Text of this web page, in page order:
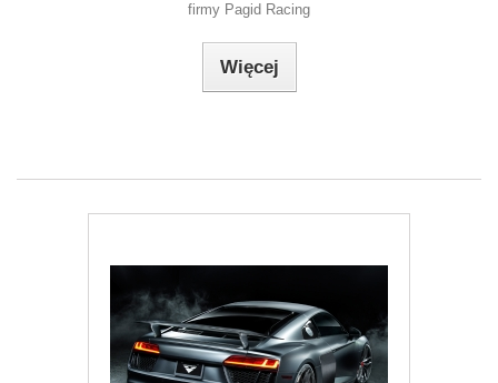
firmy Pagid Racing
Więcej